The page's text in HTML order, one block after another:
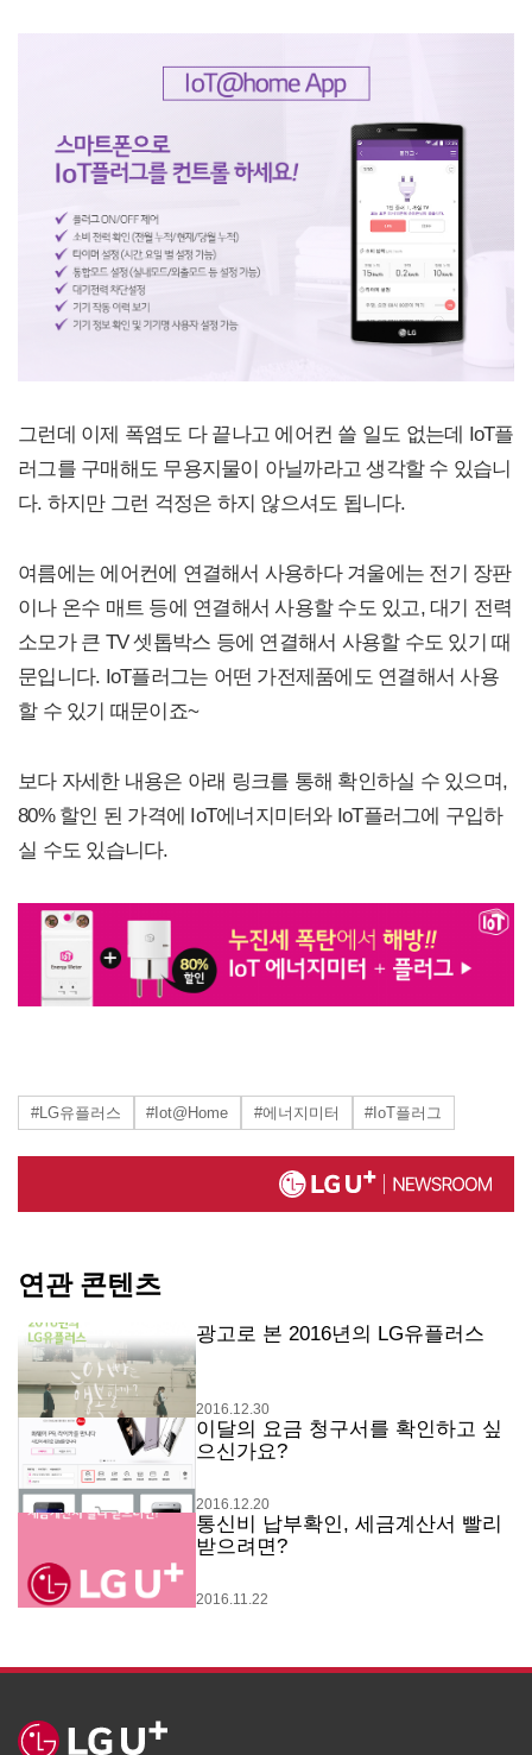
그런데 이제 폭염도 다 끝나고 에어컨 쓸 일도 없는데 IoT플
러그를 구매해도 무용지물이 아닐까라고 생각할 수 있습니
다. 하지만 그런 걱정은 하지 않으셔도 됩니다.
여름에는 에어컨에 연결해서 사용하다 겨울에는 전기 장판
이나 온수 매트 등에 연결해서 사용할 수도 있고, 대기 전력
소모가 큰 TV 셋톱박스 등에 연결해서 사용할 수도 있기 때
문입니다. IoT플러그는 어떤 가전제품에도 연결해서 사용
할 수 있기 때문이죠~
보다 자세한 내용은 아래 링크를 통해 확인하실 수 있으며,
80% 할인 된 가격에 IoT에너지미터와 IoT플러그에 구입하
실 수도 있습니다.
#LG유플러스 #Iot@Home #에너지미터 #IoT플러그
연관 콘텐츠
광고로 본 2016년의 LG유플러스
2016.12.30
이달의 요금 청구서를 확인하고 싶
으신가요?
2016.12.20
통신비 납부확인, 세금계산서 빨리
받으려면?
2016.11.22